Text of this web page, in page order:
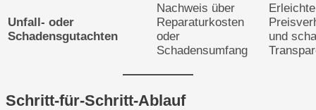
Unfall- oder
Schadensgutachten
Nachweis über
Reparaturkosten
oder
Schadensumfang
und
Schritt-für-Schritt-Ablauf